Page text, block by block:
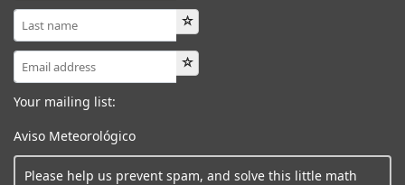
Your mailing list:
Aviso Meteorológico
Please help us prevent spam, and solve this little math